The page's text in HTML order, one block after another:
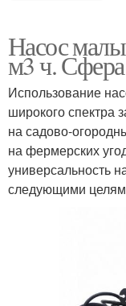
Насос
м3 ч.
Использование
широкого спектра
на садово-
на фермерских
универсальность
следующими